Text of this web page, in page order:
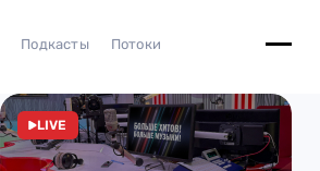
Подкасты Потоки
LIVE